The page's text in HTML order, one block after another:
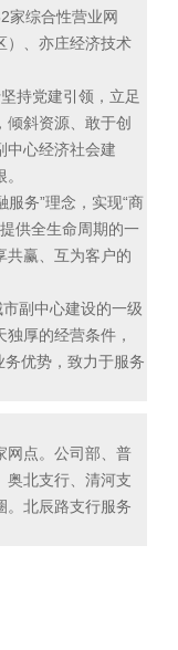
综合性营业网
）、亦庄经济技术
持党建引领，立足
倾斜资源、敢于创
中心经济社会建
务”理念，实现“商
供全生命周期的一
共赢、互为客户的
副中心建设的一级
厚的经营条件，
务优势，致力于服务
点。公司部、普
奥北支行、清河支
。北辰路支行服务